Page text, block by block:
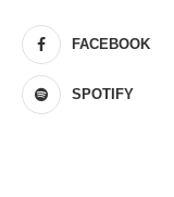
FACEBOOK
SPOTIFY